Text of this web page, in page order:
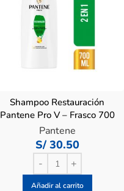
Shampoo Restauración
Pantene Pro V – Frasco 700
Ml
Pantene
S/30.50
Añadir al carrito